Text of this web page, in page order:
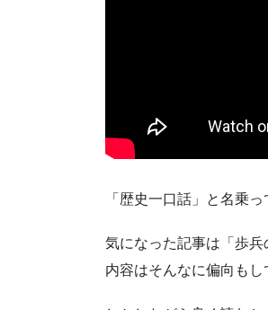
「歴史一口話」と名乗
気になった記事は「歩
内容はそんなに偏向もし